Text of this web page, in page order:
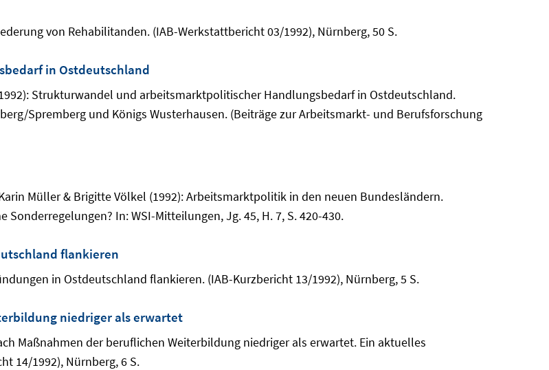
von Rehabilitanden. (IAB-Werkstattbericht 03/1992), Nürnberg, 50 S.
in Ostdeutschland
Strukturwandel und arbeitsmarktpolitischer Handlungsbedarf in Ostdeutschland.
Spremberg und Königs Wusterhausen. (Beiträge zur Arbeitsmarkt- und Berufsforschung
Müller & Brigitte Völkel (1992): Arbeitsmarktpolitik in den neuen Bundesländern.
In: WSI-Mitteilungen, Jg. 45, H. 7, S. 420-430.
flankieren
in Ostdeutschland flankieren. (IAB-Kurzbericht 13/1992), Nürnberg, 5 S.
niedriger als erwartet
Maßnahmen der beruflichen Weiterbildung niedriger als erwartet. Ein aktuelles
14/1992), Nürnberg, 6 S.